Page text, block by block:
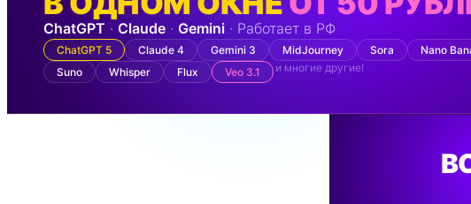
ChatGPT · Claude · Gemini · Работает в РФ
ChatGPT 5 Claude 4 Gemini 3 MidJourney Sora
Nano
Suno
Whisper Flux Veo 3.1 и многие другие!